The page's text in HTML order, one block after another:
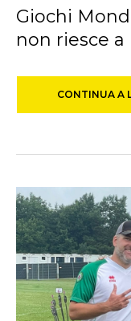
Giochi
non riesce
CONTINUA A